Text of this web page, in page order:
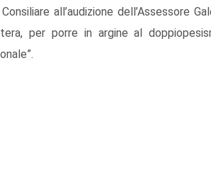
all’audizione dell’Assessore
per porre in argine al